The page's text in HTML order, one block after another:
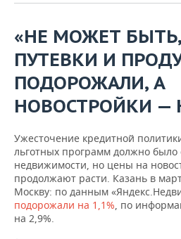
«НЕ МОЖЕТ
ПУТЕВКИ И
ПОДОРОЖАЛИ, А
НОВОСТРОЙКИ —
Ужесточение кредитной
льготных программ должно было
недвижимости, но цены на
продолжают расти. Казань в
Москву: по данным
подорожали на 1,1%, по
на 2,9%.